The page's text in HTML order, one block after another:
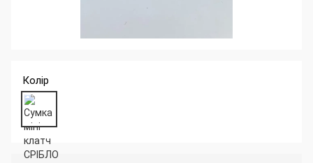
Колір